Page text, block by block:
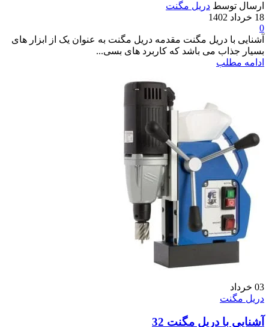
ارسال توسط دریل مگنت
18 خرداد 1402
0
آشنایی با دریل مگنت مقدمه دریل مگنت به عنوان یک از ابزار های
بسیار جذاب می باشد که کاربرد های بسی...
ادامه مطلب
03 خرداد
دریل مگنت
آشنایی با دریل مگنت 32